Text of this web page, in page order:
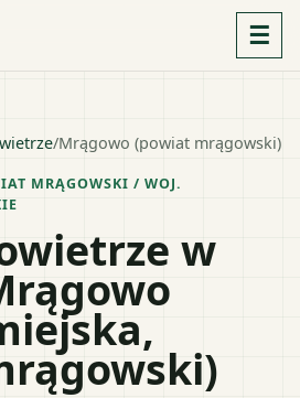
☰
/Mrągowo (powiat mrągowski)
MRĄGOWSKI / WOJ.
w